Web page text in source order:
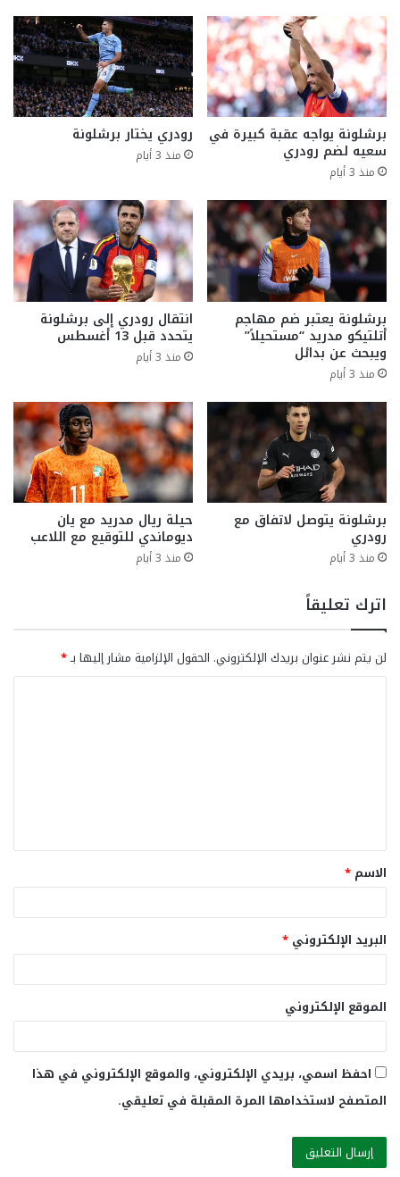
برشلونة يواجه عقبة كبيرة في
سعيه لضم رودري
منذ 3 أيام
رودري يختار برشلونة
منذ 3 أيام
برشلونة يعتبر ضم مهاجم
أتلتيكو مدريد “مستحيلاً”
ويبحث عن بدائل
منذ 3 أيام
انتقال رودري إلى برشلونة
يتحدد قبل 13 أغسطس
منذ 3 أيام
برشلونة يتوصل لاتفاق مع
رودري
منذ 3 أيام
حيلة ريال مدريد مع يان
ديوماندي للتوقيع مع اللاعب
منذ 3 أيام
اترك تعليقاً
لن يتم نشر عنوان بريدك الإلكتروني. الحقول الإلزامية مشار إليها بـ*
ق
*
الاسم *
البريد الإلكتروني *
الموقع الإلكتروني
احفظ اسمي، بريدي الإلكتروني، والموقع الإلكتروني في هذا
المتصفح لاستخدامها المرة المقبلة في تعليقي.